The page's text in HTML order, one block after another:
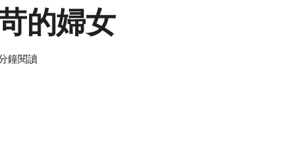
的婦女
鐘閱讀